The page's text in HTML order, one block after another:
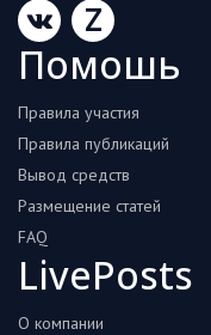
Z
Помошь
Правила участия
Правила публикаций
Вывод средств
Размещение статей
FAQ
LivePosts
О компании